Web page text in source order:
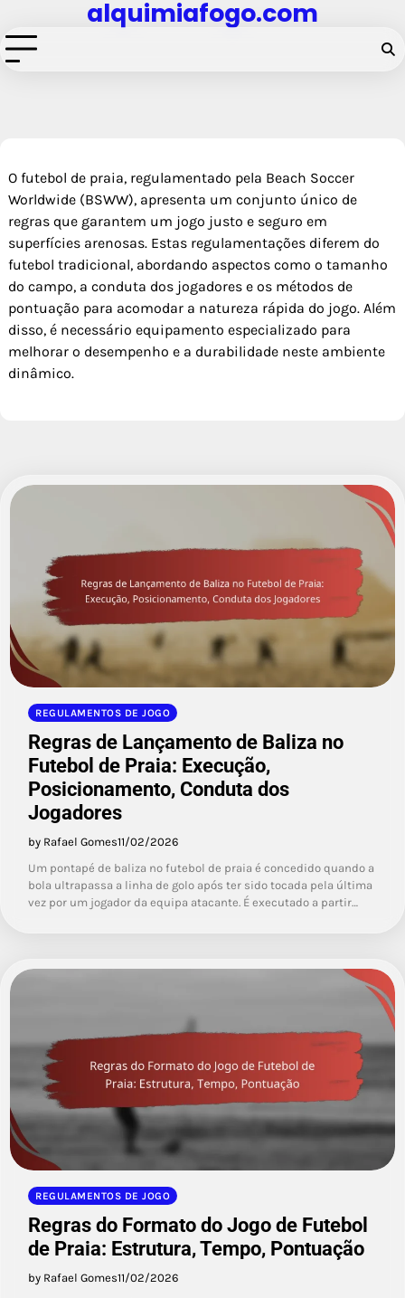
to
content
alquimiafogo.com
O futebol de praia, regulamentado pela Beach Soccer
Worldwide (BSWW), apresenta um conjunto único de
regras que garantem um jogo justo e seguro em
superfícies arenosas. Estas regulamentações diferem do
futebol tradicional, abordando aspectos como o tamanho
do campo, a conduta dos jogadores e os métodos de
pontuação para acomodar a natureza rápida do jogo. Além
disso, é necessário equipamento especializado para
melhorar o desempenho e a durabilidade neste ambiente
dinâmico.
REGULAMENTOS DE JOGO
Regras de Lançamento de Baliza no
Futebol de Praia: Execução,
Posicionamento, Conduta dos
Jogadores
by Rafael Gomes11/02/2026
Um pontapé de baliza no futebol de praia é concedido quando a
bola ultrapassa a linha de golo após ter sido tocada pela última
vez por um jogador da equipa atacante. É executado a partir…
REGULAMENTOS DE JOGO
Regras do Formato do Jogo de Futebol
de Praia: Estrutura, Tempo, Pontuação
by Rafael Gomes11/02/2026